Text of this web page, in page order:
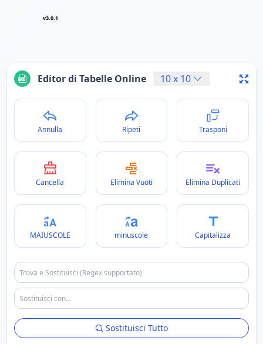
v3.0.1
Editor di Tabelle Online 10x 10
Annulla Ripeti Trasponi
Cancella Elimina Vuoti Elimina Duplicati
MAIUSCOLE minuscole Capitalizza
Sostituisci Tutto